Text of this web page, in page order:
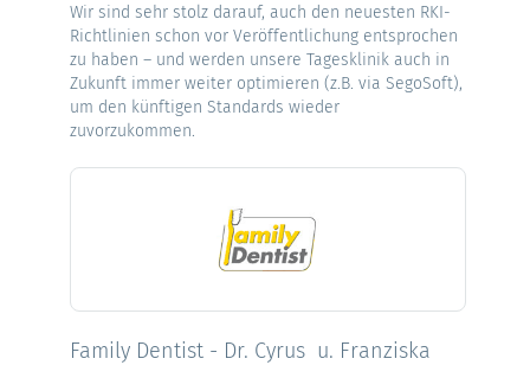
Wir sind sehr stolz darauf, auch den neuesten RKI-
Richtlinien schon vor Veröffentlichung entsprochen
zu haben – und werden unsere Tagesklinik auch in
Zukunft immer weiter optimieren (z.B. via SegoSoft),
um den künftigen Standards wieder
zuvorzukommen.
Family Dentist - Dr. Cyrus u. Franziska